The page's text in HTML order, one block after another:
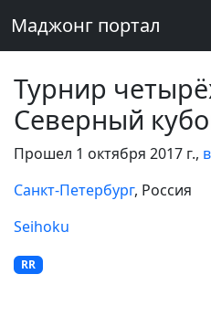
Маджонг портал
Турнир
Северный
Прошел 1 октября 2017 г.,
Санкт-Петербург, Россия
Seihoku
RR